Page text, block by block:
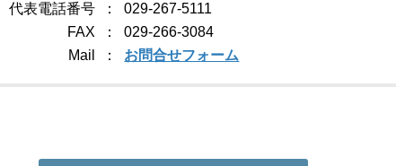
代表電話番号
029-267-5111
FAX
029-266-3084
Mail
お問合せフォーム